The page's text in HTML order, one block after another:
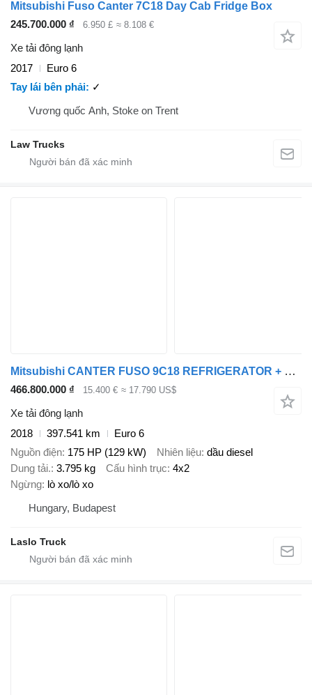
Mitsubishi Fuso Canter 7C18 Day Cab Fridge Box
245.700.000 ₫
6.950 £ ≈ 8.108 €
Xe tải đông lạnh
2017
Euro 6
Tay lái bên phải
✓
Vương quốc Anh, Stoke on Trent
Law Trucks
Mitsubishi CANTER FUSO 9C18 REFRIGERATOR + DOOR ISOTHERM CONTAINER
466.800.000 ₫ 15.400 € ≈ 17.790 US$
Xe tải đông lạnh
2018
397.541 km
Euro 6
Nguồn điện 175 HP (129 kW) Nhiên liệu dầu diesel
Dung tải. 3.795 kg Cấu hình trục 4x2
Ngừng lò xo/lò xo
Hungary, Budapest
Laslo Truck